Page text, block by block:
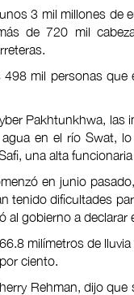
3 mil millones de
de 720 mil
498 mil personas
Pakhtunkhwa,
en el río Swat,
una alta
en junio
tenido dificultades
al gobierno a declarar
milímetros de
ciento.
Rehman, dijo que